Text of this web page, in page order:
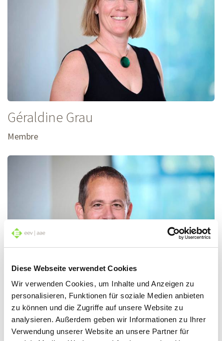
Diese Webseite verwendet Cookies
Wir verwenden Cookies, um Inhalte und Anzeigen zu
personalisieren, Funktionen für soziale Medien anbieten
zu können und die Zugriffe auf unsere Website zu
analysieren. Außerdem geben wir Informationen zu Ihrer
Verwendung unserer Website an unsere Partner für
Géraldine Grau
Membre
MarkusLivet
Membre